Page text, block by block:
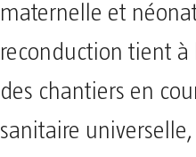
maternelle et
reconduction tient
des chantiers en
sanitaire